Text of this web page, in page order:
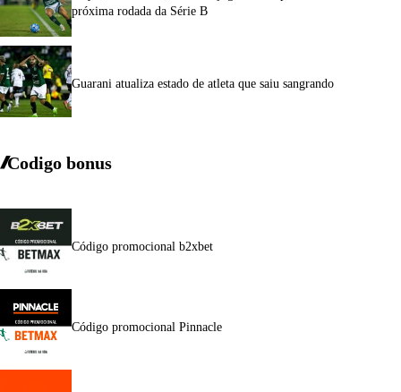
próxima rodada da Série B
Guarani atualiza estado de atleta que saiu sangrando
Codigo bonus
Código promocional b2xbet
Código promocional Pinnacle